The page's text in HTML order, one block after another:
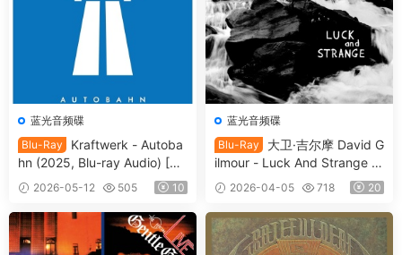
蓝光音频碟
Blu-Ray
Kraftwerk - Autoba
hn (2025, Blu-ray Audio) [BD
MV 13.6GB]
2026-05-12 505 10
蓝光音频碟
Blu-Ray
大卫·吉尔摩 David G
ilmour - Luck And Strange (2
024, Blu-ray Audio) [BDMV 2
0.9GB]
2026-04-05 718 20